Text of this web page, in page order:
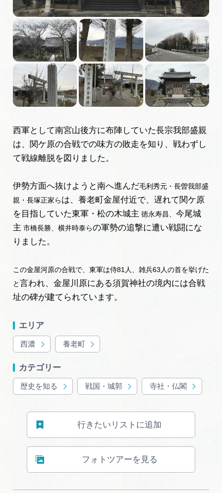
体験予約サイト「ＶＩＳＩＴ岐阜県」
岐阜県まるごと観光エリアガイド
岐阜県観光データベース
フォトライブラリー
動画ライブラリー
お問い合わせ
広告掲載
サイトポリシー
西軍として南宮山後方に布陣していた長宗我部盛親
は、関ケ原の合戦での味方の敗走を知り、戦わずし
て戦線離脱を図りました。
伊勢方面へ抜けようと南へ進んだ毛利秀元・長曽我部盛
親・長塚正家らは、養老町金屋付近で、遅れて関ケ原
を目指していた東軍・松の木城主 徳永寿昌、 今尾城
主 市橋長勝、横井時泰らの軍勢の追撃に遭い戦闘にな
りました。
この金屋河原の合戦で、東軍は侍81人、雑兵63人の首を挙げた
と言われ、金屋川原にある須賀神社の境内には合戦
址の碑が建てられています。
エリア
西濃 養老町
カテゴリー
歴史を知る 戦国・城郭 寺社・仏閣
行きたいリストに追加
フォトツアーを見る